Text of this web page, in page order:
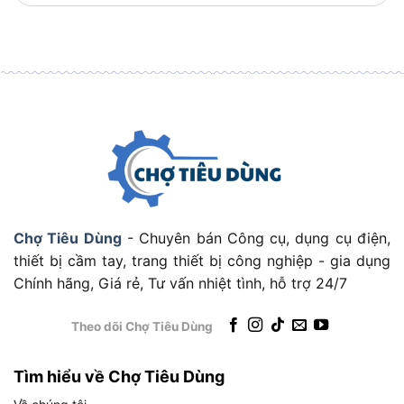
vận hành chính, kích thước máy và phụ kiện đi
THÔNG SỐ KỸ
Công suất động cơ
1500W
Điện áp sử dụng
220V / 50Hz
Đường kính đĩa mài
125mm
Chợ Tiêu Dùng- Chuyên bán Công cụ, dụng cụ điện,
thiết bị cầm tay, trang thiết bị công nghiệp - gia dụng
Chính hãng, Giá rẻ, Tư vấn nhiệt tình, hỗ trợ 24/7
Theo dõi Chợ Tiêu Dùng
Tìm hiểu về Chợ Tiêu Dùng